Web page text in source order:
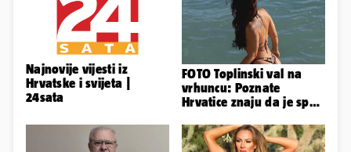
Najnovije vijesti iz
Hrvatske i svijeta |
24sata
FOTO Toplinski val na
vrhuncu: Poznate
Hrvatice znaju da je spas